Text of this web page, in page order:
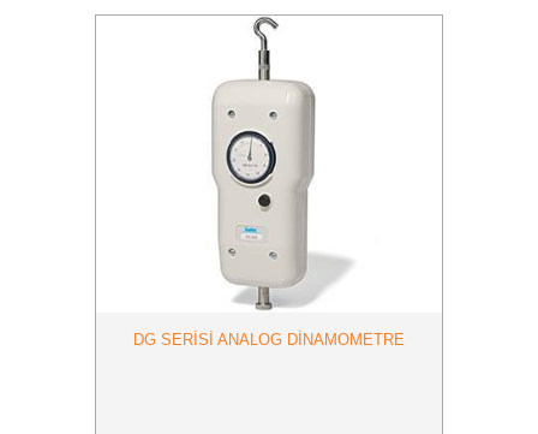
DG SERİSİ ANALOG DİNAMOMETRE